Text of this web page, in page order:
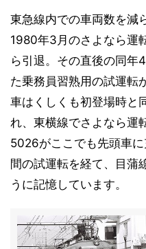
東急線内での車両数を減
1980年3月のさよなら運
ら引退。その直後の同年
た乗務員習熟用の試運転
車はくしくも初登場時と
れ、東横線でさよなら運
5026がここでも先頭車
間の試運転を経て、目蒲
うに記憶しています。